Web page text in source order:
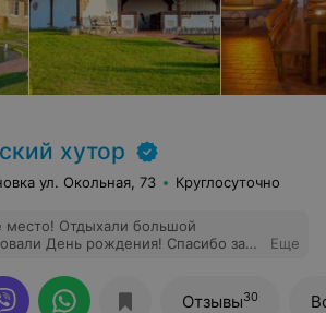
хутор
ул. Окольная, 73 Круглосуточно
место! Отдыхали большой
День рождения! Спасибо за
Еще
Отзывы30